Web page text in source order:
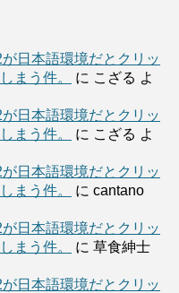
日本語環境だとクリッ
まう件。
に こざる よ
日本語環境だとクリッ
まう件。
に こざる よ
日本語環境だとクリッ
まう件。
に cantano
日本語環境だとクリッ
まう件。
に 草食紳士
日本語環境だとクリッ